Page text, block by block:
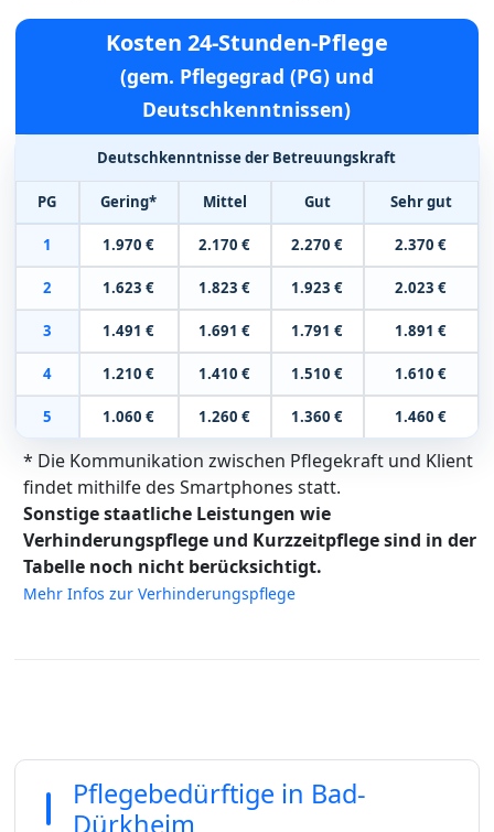
Kosten 24-Stunden-Pflege
(gem. Pflegegrad (PG) und
Deutschkenntnissen)
Deutschkenntnisse der Betreuungskraft
PG Gering* Mittel Gut Sehr gut
1 1.970 € 2.170 € 2.270 € 2.370 €
2 1.623 € 1.823 € 1.923 € 2.023 €
3 1.491 € 1.691 € 1.791 € 1.891 €
4 1.210 € 1.410 € 1.510 € 1.610 €
5 1.060 € 1.260 € 1.360 € 1.460 €
* Die Kommunikation zwischen Pflegekraft und Klient
findet mithilfe des Smartphones statt.
Sonstige staatliche Leistungen wie
Verhinderungspflege und Kurzzeitpflege sind in der
Tabelle noch nicht berücksichtigt.
Mehr Infos zur Verhinderungspflege
Pflegebedürftige in Bad-
Dürkheim